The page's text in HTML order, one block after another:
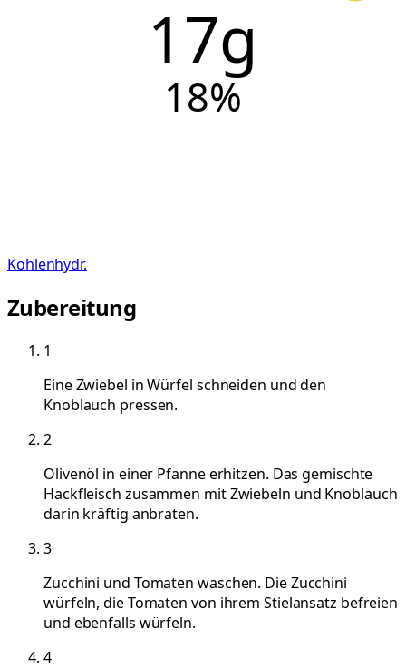
17g
18%
Kohlenhydr.
Zubereitung
1
Eine Zwiebel in Würfel schneiden und den
Knoblauch pressen.
2
Olivenöl in einer Pfanne erhitzen. Das gemischte
Hackfleisch zusammen mit Zwiebeln und Knoblauch
darin kräftig anbraten.
3
Zucchini und Tomaten waschen. Die Zucchini
würfeln, die Tomaten von ihrem Stielansatz befreien
und ebenfalls würfeln.
4